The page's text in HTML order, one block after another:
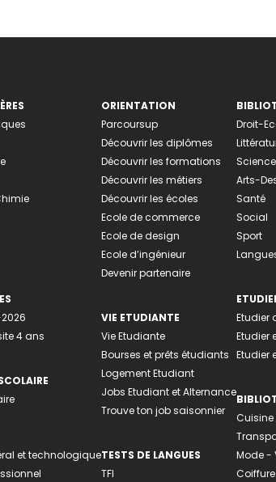
4 ans
et technologique
ORIENTATION
Parcoursup
Découvrir les diplômes
Découvrir les formations
Découvrir les métiers
Découvrir les écoles
Ecole de commerce
Ecole de design
Ecole d’ingénieur
Devenir partenaire
VIE ETUDIANTE
Vie Etudiante
Bourses et prêts étudiants
Logement Etudiant
Jobs Etudiant et Alternance
Trouve ton job saisonnier
TESTS DE LANGUES
TFI
Droit-
Arts-
Santé
Social
Sport
Etudier
Etudier
Etudier
Cuisine
Mode -